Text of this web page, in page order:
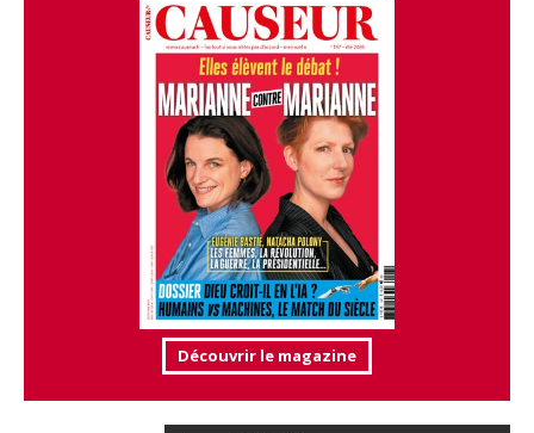
Découvrir le magazine